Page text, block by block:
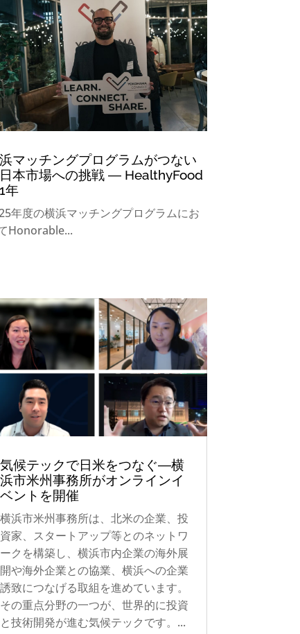
マッチングプログラムがつない
本市場への挑戦 ― HealthyFood
年
年度の横浜マッチングプログラムにお
Honorable...
気候テックで日米をつなぐ―横
浜市米州事務所がオンラインイ
ベントを開催
横浜市米州事務所は、北米の企業、投
資家、スタートアップ等とのネットワ
ークを構築し、横浜市内企業の海外展
開や海外企業との協業、横浜への企業
誘致につなげる取組を進めています。
その重点分野の一つが、世界的に投資
と技術開発が進む気候テックです。...